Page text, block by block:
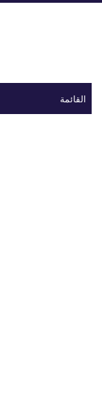
القائمة